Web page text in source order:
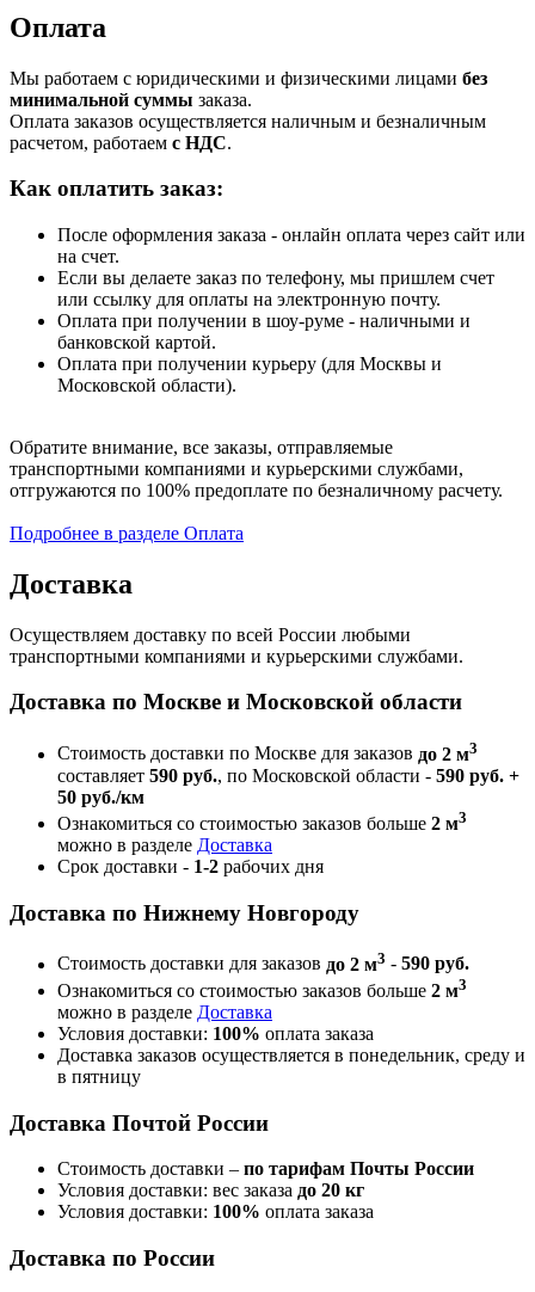
Оплата
Мы работаем с юридическими и физическими лицами без
минимальной суммы заказа.
Оплата заказов осуществляется наличным и безналичным
расчетом, работаем с НДС.
Как оплатить заказ:
После оформления заказа - онлайн оплата через сайт или
на счет.
Если вы делаете заказ по телефону, мы пришлем счет
или ссылку для оплаты на электронную почту.
Оплата при получении в шоу-руме - наличными и
банковской картой.
Оплата при получении курьеру (для Москвы и
Московской области).
Обратите внимание, все заказы, отправляемые
транспортными компаниями и курьерскими службами,
отгружаются по 100% предоплате по безналичному расчету.
Подробнее в разделе Оплата
Доставка
Осуществляем доставку по всей России любыми
транспортными компаниями и курьерскими службами.
Доставка по Москве и Московской области
Стоимость доставки по Москве для заказов до 2 м3
составляет 590 руб., по Московской области - 590 руб. +
50 руб./км
Ознакомиться со стоимостью заказов больше 2 м3
можно в разделе Доставка
Срок доставки - 1-2 рабочих дня
Доставка по Нижнему Новгороду
Стоимость доставки для заказов до 2 м3 - 590 руб.
Ознакомиться со стоимостью заказов больше 2 м3
можно в разделе Доставка
Условия доставки: 100% оплата заказа
Доставка заказов осуществляется в понедельник, среду и
в пятницу
Доставка Почтой России
Стоимость доставки – по тарифам Почты России
Условия доставки: вес заказа до 20 кг
Условия доставки: 100% оплата заказа
Доставка по России